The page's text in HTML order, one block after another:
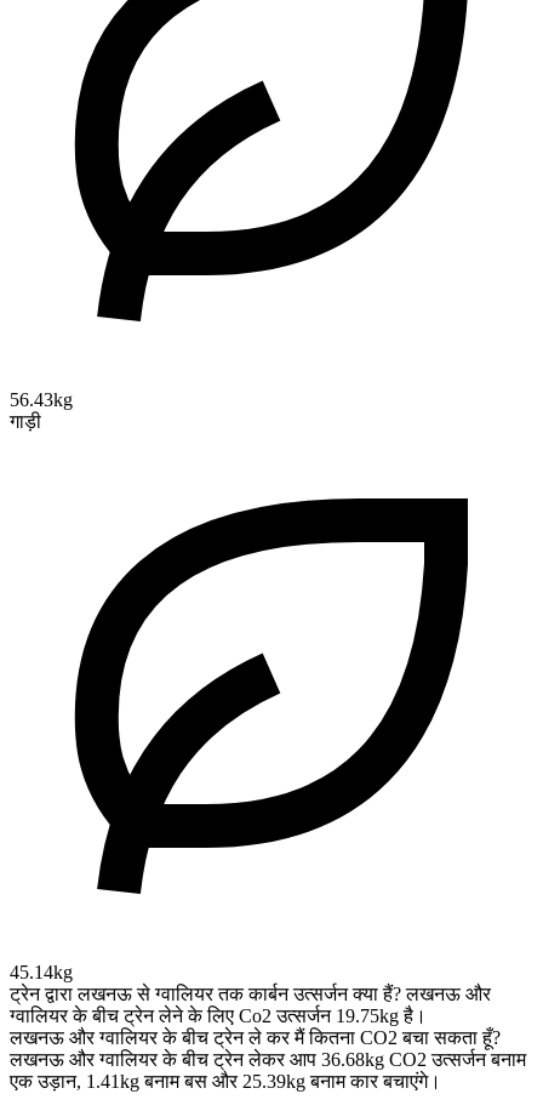
56.43kg
गाड़ी
45.14kg
ट्रेन द्वारा लखनऊ से ग्‍वालियर तक कार्बन उत्सर्जन क्या हैं? लखनऊ और
ग्‍वालियर के बीच ट्रेन लेने के लिए Co2 उत्सर्जन 19.75kg है।
लखनऊ और ग्‍वालियर के बीच ट्रेन ले कर मैं कितना CO2 बचा सकता हूँ?
लखनऊ और ग्‍वालियर के बीच ट्रेन लेकर आप 36.68kg CO2 उत्सर्जन बनाम
एक उड़ान, 1.41kg बनाम बस और 25.39kg बनाम कार बचाएंगे।